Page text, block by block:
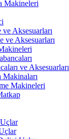
Makineleri
ve Aksesuarları
ve Aksesuarları
ve Aksesuarları
Makinaları
Makineleri